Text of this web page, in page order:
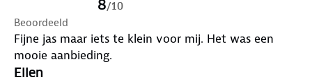
8/10
Beoordeeld
Fijne jas maar iets te klein voor mij. Het was een
mooie aanbieding.
Ellen